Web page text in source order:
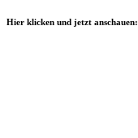
Hier klicken und jetzt anschauen: